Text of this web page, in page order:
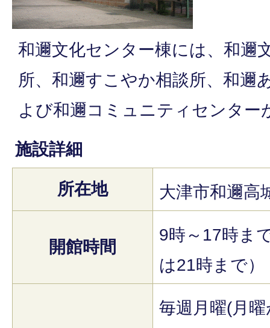
和邇文化センター棟には、和邇
所、和邇すこやか相談所、和邇
よび和邇コミュニティセンター
施設詳細
所在地 大津市和邇高
開館時間
9時～17時ま
は21時まで）
毎週月曜(月